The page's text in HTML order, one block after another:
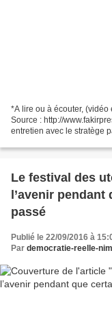
*A lire ou à écouter,
Source : http://
entretien avec le stratège
Le festival des
l’avenir
passé
Publié le 22/09/2016 à
Par democratie-reelle-